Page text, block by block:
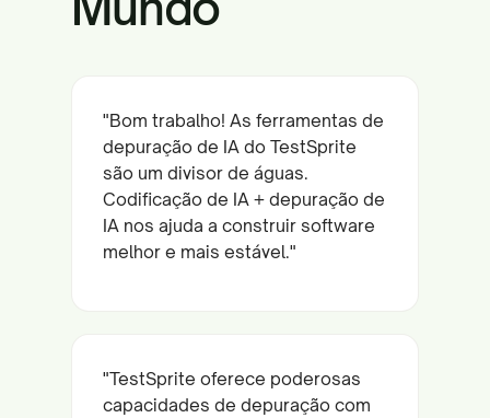
"Bom trabalho! As ferramentas de
depuração de IA do TestSprite
são um divisor de águas.
Codificação de IA + depuração de
IA nos ajuda a construir software
melhor e mais estável."
"TestSprite oferece poderosas
capacidades de depuração com